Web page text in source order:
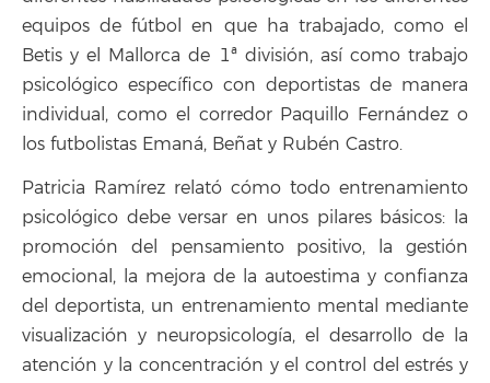
equipos de fútbol en que ha trabajado, como el
Betis y el Mallorca de 1ª división, así como trabajo
psicológico específico con deportistas de manera
individual, como el corredor Paquillo Fernández o
los futbolistas Emaná, Beñat y Rubén Castro.
Patricia Ramírez relató cómo `todo entrenamiento
psicológico debe versar en unos pilares básicos: la
promoción del pensamiento positivo, la gestión
emocional, la mejora de la autoestima y confianza
del deportista, un entrenamiento mental mediante
visualización y neuropsicología, el desarrollo de la
atención y la concentración y el control del estrés y